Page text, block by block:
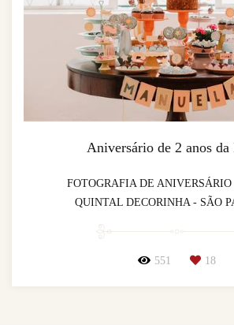
Aniversário de 2 anos da
FOTOGRAFIA DE
QUINTAL DECORINHA - SÃO
551 18